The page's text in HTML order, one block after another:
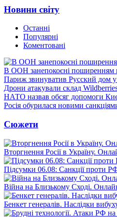
Новини світу
Останні
Популярні
Коментовані
В ООН занепокоєні поширенням
Париж звинуватив Русский дом у
Дрони атакували склад
НАТО назвав обсяг допомоги
Росія обурилася новими
Сюжети
Вторгнення Росії в Україну.
Підсумки 06.08: Санкції проти
Війна на Близькому Сході.
Бенкет генералів. Наслідки